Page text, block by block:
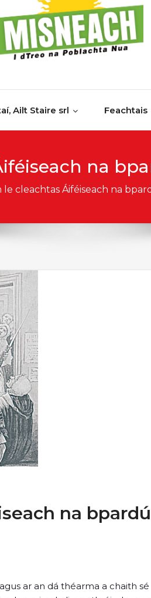
Ailt Staire srl Feachtais
na
le cleachtas Áiféiseach na
na
ar an dá théarma a chaith sé